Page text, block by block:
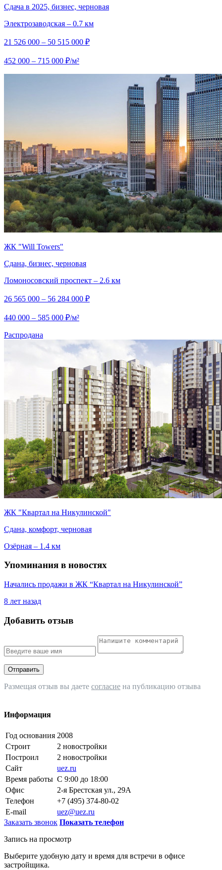
Сдача в 2025, бизнес, черновая
Электрозаводская – 0.7 км
21 526 000 – 50 515 000 ₽
452 000 – 715 000 ₽/м²
ЖК "Will Towers"
Сдана, бизнес, черновая
Ломоносовский проспект – 2.6 км
26 565 000 – 56 284 000 ₽
440 000 – 585 000 ₽/м²
Распродана
ЖК "Квартал на Никулинской"
Сдана, комфорт, черновая
Озёрная – 1.4 км
Упоминания в новостях
Начались продажи в ЖК “Квартал на Никулинской”
8 лет назад
Добавить отзыв
Отправить
Размещая отзыв вы даете согласие на публикацию отзыва
Информация
Год основания 2008
Строит
2 новостройки
Построил
2 новостройки
Сайт
uez.ru
Время работы С 9:00 до 18:00
Офис
2-я Брестская ул., 29А
Телефон
+7 (495) 374-80-02
E-mail
uez@uez.ru
Заказать звонок Показать телефон
Запись на просмотр
Выберите удобную дату и время для встречи в офисе
застройщика.